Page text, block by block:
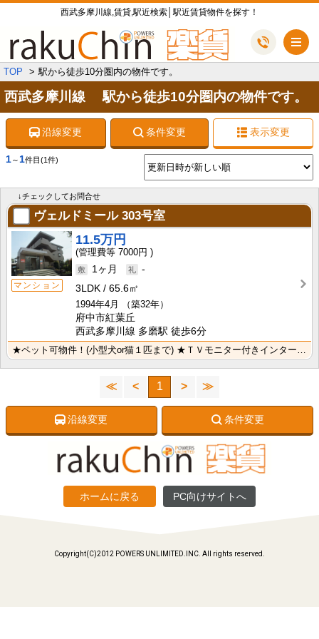
西武多摩川線,賃貸,駅近検索│駅近賃貸物件を探す！
TOP 駅から徒歩10分圏内の物件です。
西武多摩川線 駅から徒歩10分圏内の物件です。
沿線変更 条件変更 表示変更
1～1件目 (1件)
↓チェックしてお問合せ
ヴェルドミール303号室
マンション
11.5万円
7000円
1ヶ月
-
3LDK
65.6㎡
1994年4月
（築32年）
府中市紅葉丘
西武多摩川線 多磨駅 徒歩6分
★ペット可物件！(小型犬or猫１匹まで) ★ＴＶモニター付きインターホン ★リビングにエアコン付 ★･･･
≪ < 1 > ≫
沿線変更 条件変更
ホームに戻る PC向けサイトへ
Copyright(C)2012 POWERS UNLIMITED.INC. All rights reserved.